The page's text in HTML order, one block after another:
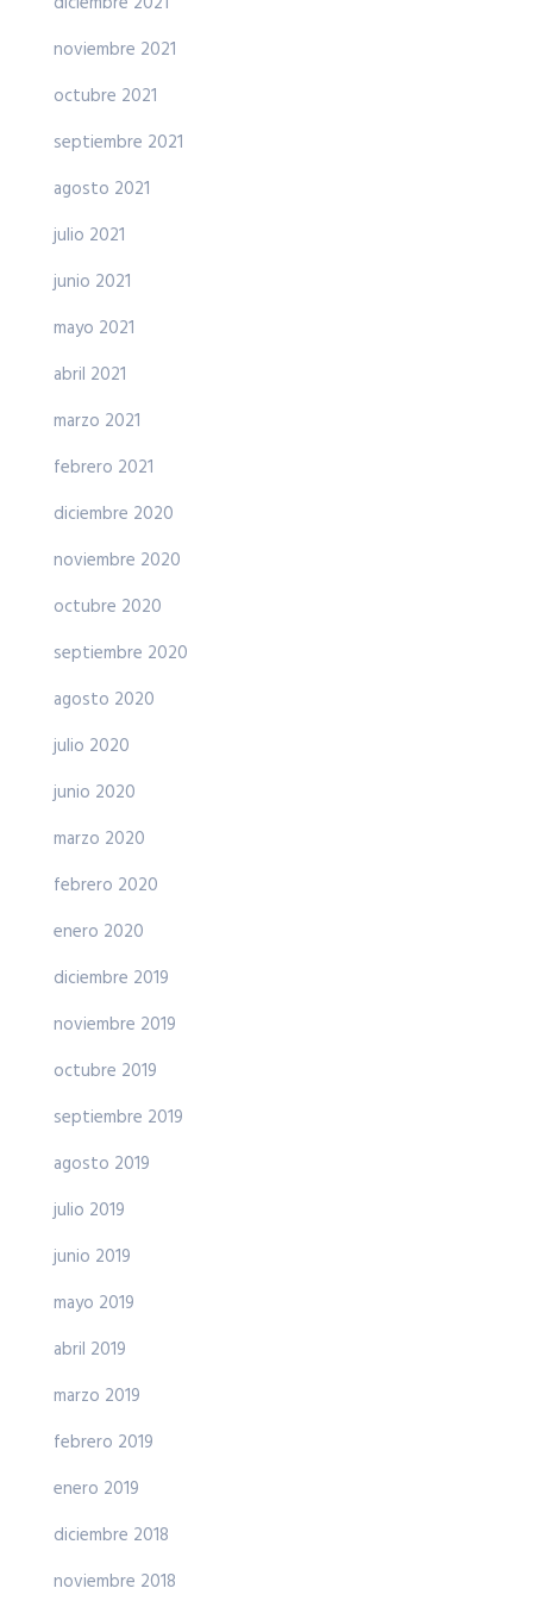
noviembre 2021
octubre 2021
septiembre 2021
agosto 2021
julio 2021
junio 2021
mayo 2021
abril 2021
marzo 2021
febrero 2021
diciembre 2020
noviembre 2020
octubre 2020
septiembre 2020
agosto 2020
julio 2020
junio 2020
marzo 2020
febrero 2020
enero 2020
diciembre 2019
noviembre 2019
octubre 2019
septiembre 2019
agosto 2019
julio 2019
junio 2019
mayo 2019
abril 2019
marzo 2019
febrero 2019
enero 2019
diciembre 2018
noviembre 2018